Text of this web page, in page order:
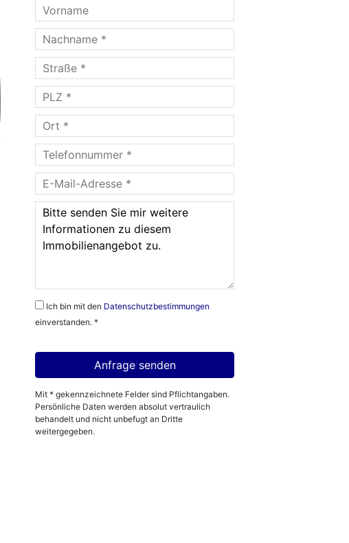
Ich bin mit den Datenschutzbestimmungen
einverstanden. *
Mit * gekennzeichnete Felder sind Pflichtangaben.
Persönliche Daten werden absolut vertraulich
behandelt und nicht unbefugt an Dritte
weitergegeben.